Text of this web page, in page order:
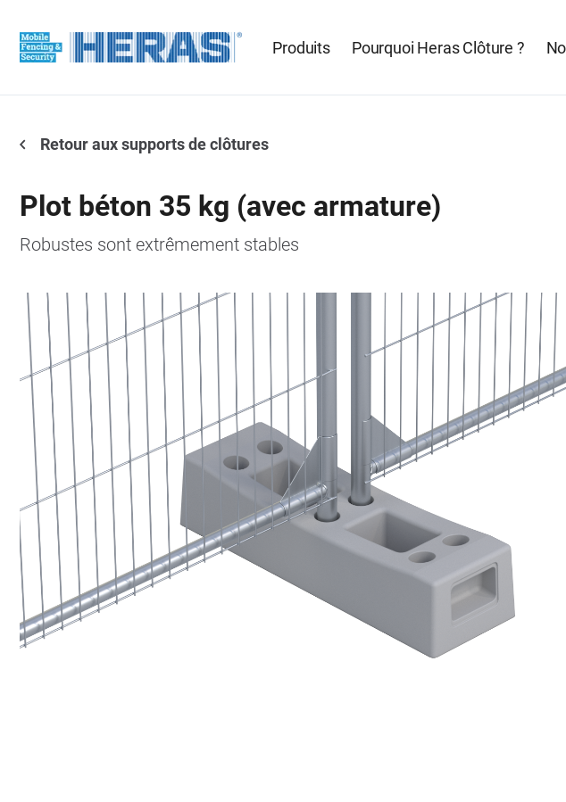
Produits Pourquoi Heras Clôture ?
Retour aux supports de clôtures
Plot béton 35 kg (avec armature)
Robustes sont extrêmement stables